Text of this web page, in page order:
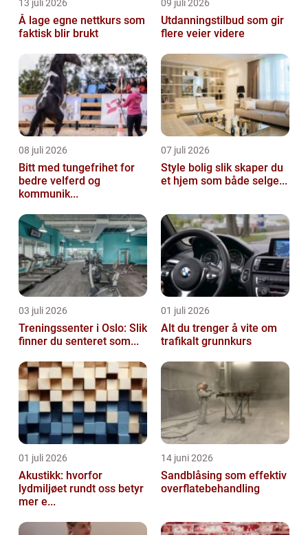
13 juli 2026
Å lage egne nettkurs som
faktisk blir brukt
09 juli 2026
Utdanningstilbud som gir
flere veier videre
08 juli 2026
Bitt med tungefrihet for
bedre velferd og
kommunik...
07 juli 2026
Style bolig slik skaper du
et hjem som både selge...
03 juli 2026
Treningssenter i Oslo: Slik
finner du senteret som...
01 juli 2026
Alt du trenger å vite om
trafikalt grunnkurs
01 juli 2026
Akustikk: hvorfor
lydmiljøet rundt oss betyr
mer e...
14 juni 2026
Sandblåsing som effektiv
overflatebehandling